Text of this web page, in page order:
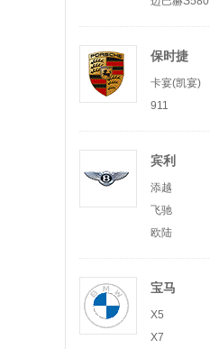
保时捷
卡宴(凯宴)
911
宾利
添越
飞驰
欧陆
宝马
X5
X7